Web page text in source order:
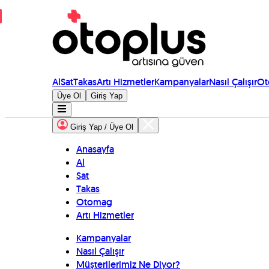
AlSatTakasArtı HizmetlerKampanyalarNasıl Çalışır
Üye Ol Giriş Yap
Giriş Yap / Üye Ol
Anasayfa
Al
Sat
Takas
Otomag
Artı Hizmetler
Kampanyalar
Nasıl Çalışır
Müşterilerimiz Ne Diyor?